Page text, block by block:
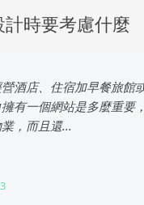
時要考慮什麼
酒店、住宿加早餐旅館
有一個網站是多麼重要
，而且還...